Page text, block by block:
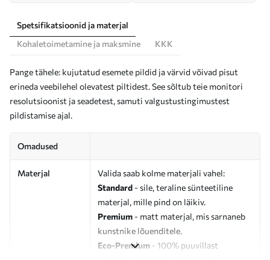
Spetsifikatsioonid ja materjal
Kohaletoimetamine ja maksmine
KKK
Pange tähele: kujutatud esemete pildid ja värvid võivad pisut
erineda veebilehel olevatest piltidest. See sõltub teie monitori
resolutsioonist ja seadetest, samuti valgustustingimustest
pildistamise ajal.
Omadused
Materjal
Valida saab kolme materjali vahel:
Standard - sile, teraline sünteetiline
materjal, mille pind on läikiv.
Premium - matt materjal, mis sarnaneb
kunstnike lõuenditele.
Eco-Premium - 100% puuvillast